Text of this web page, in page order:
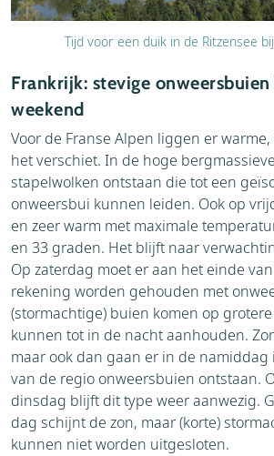
Tijd voor een duik in de Ritzensee
Frankrijk: stevige
weekend
Voor de Franse Alpen liggen er
het verschiet. In de hoge
stapelwolken ontstaan die tot een
onweersbui kunnen leiden. Ook op
en zeer warm met maximale
en 33 graden. Het blijft naar
Op zaterdag moet er aan het einde
rekening worden gehouden met
(stormachtige) buien komen op
kunnen tot in de nacht aanhouden.
maar ook dan gaan er in de namiddag
van de regio onweersbuien ontstaan.
dinsdag blijft dit type weer aanwezig.
dag schijnt de zon, maar (korte)
kunnen niet worden uitgesloten.